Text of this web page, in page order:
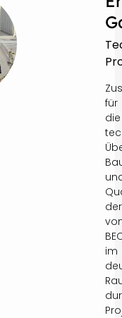
für
die
der
im